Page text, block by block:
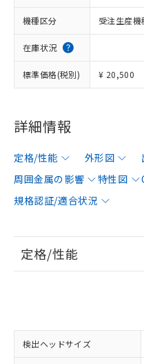
機種区分 受注生産機
在庫状況
標準価格(税別) ¥ 20,500
詳細情報
定格/性能 外形図
周囲金属の影響
特性図
規格認証/適合状況
定格/性能
検出ヘッドサイズ